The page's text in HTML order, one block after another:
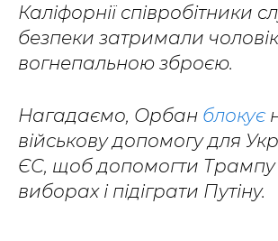
Каліфорнії співробітники
безпеки затримали
вогнепальною зброєю.
Нагадаємо, Орбан блокує
військову допомогу для
ЄС, щоб допомогти
виборах і підіграти Путіну.